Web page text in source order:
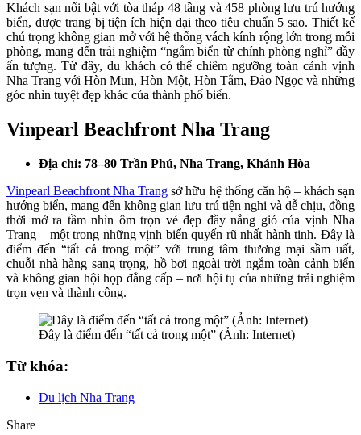
Khách sạn nổi bật với tòa tháp 48 tầng và 458 phòng lưu trú hướng
biển, được trang bị tiện ích hiện đại theo tiêu chuẩn 5 sao. Thiết kế
chú trọng không gian mở với hệ thống vách kính rộng lớn trong mỗi
phòng, mang đến trải nghiệm “ngắm biển từ chính phòng nghỉ” đầy
ấn tượng. Từ đây, du khách có thể chiêm ngưỡng toàn cảnh vịnh
Nha Trang với Hòn Mun, Hòn Một, Hòn Tằm, Đảo Ngọc và những
góc nhìn tuyệt đẹp khác của thành phố biển.
Vinpearl Beachfront Nha Trang
Địa chỉ: 78–80 Trần Phú, Nha Trang, Khánh Hòa
Vinpearl Beachfront Nha Trang sở hữu hệ thống căn hộ – khách sạn
hướng biển, mang đến không gian lưu trú tiện nghi và dễ chịu, đồng
thời mở ra tầm nhìn ôm trọn vẻ đẹp đầy nắng gió của vịnh Nha
Trang – một trong những vịnh biển quyến rũ nhất hành tinh. Đây là
điểm đến “tất cả trong một” với trung tâm thương mại sầm uất,
chuỗi nhà hàng sang trọng, hồ bơi ngoài trời ngắm toàn cảnh biển
và không gian hội họp đẳng cấp – nơi hội tụ của những trải nghiệm
trọn vẹn và thành công.
Đây là điểm đến “tất cả trong một” (Ảnh: Internet)
Từ khóa:
Du lịch Nha Trang
Share